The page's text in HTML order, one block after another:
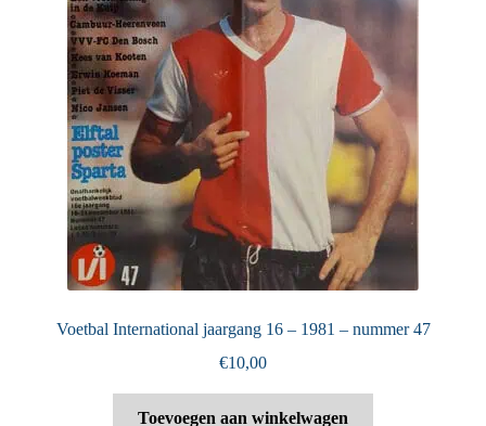
Voetbal International jaargang 16 – 1981 – nummer 47
€10,00
Toevoegen aan winkelwagen